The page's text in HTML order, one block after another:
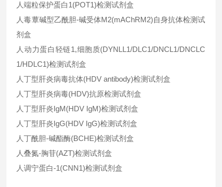
人端粒保护蛋白1(POT1)检测试剂盒
人毒蕈碱型乙酰胆-碱受体M2(mAChRM2)自身抗体检测试
剂盒
人动力蛋白轻链1,细胞质(DYNLL1/DLC1/DNCL1/DNCLC
1/HDLC1)检测试剂盒
人丁型肝炎病毒抗体(HDV antibody)检测试剂盒
人丁型肝炎病毒(HDV)抗原检测试剂盒
人丁型肝炎IgM(HDV IgM)检测试剂盒
人丁型肝炎IgG(HDV IgG)检测试剂盒
人丁酰胆-碱酯酶(BCHE)检测试剂盒
人叠氮-胸苷(AZT)检测试剂盒
人调宁蛋白-1(CNN1)检测试剂盒